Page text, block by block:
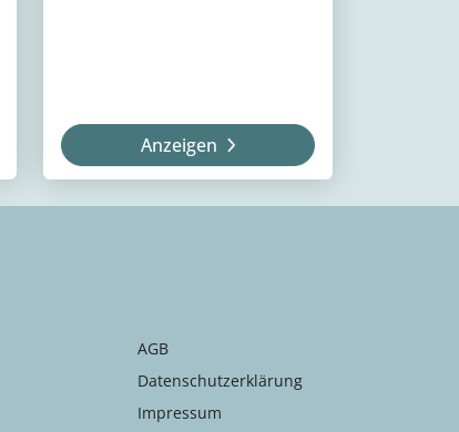
Anzeigen
AGB
Datenschutzerklärung
Impressum